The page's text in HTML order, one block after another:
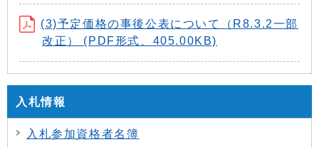
(3)予定価格の事後公表について（R8.3.2一部
改正） (PDF形式、405.00KB)
入札情報
入札参加資格者名簿